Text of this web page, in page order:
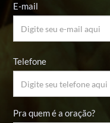
E-mail
Telefone
Pra quem é a oração?